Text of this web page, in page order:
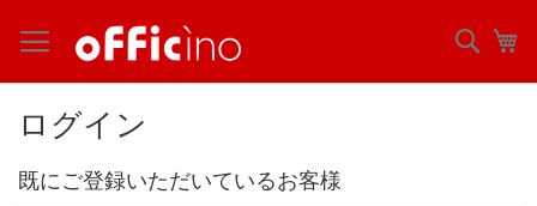
ン
テ
ン
に
キ
検
索
ログイン
既にご登録いただいているお客様